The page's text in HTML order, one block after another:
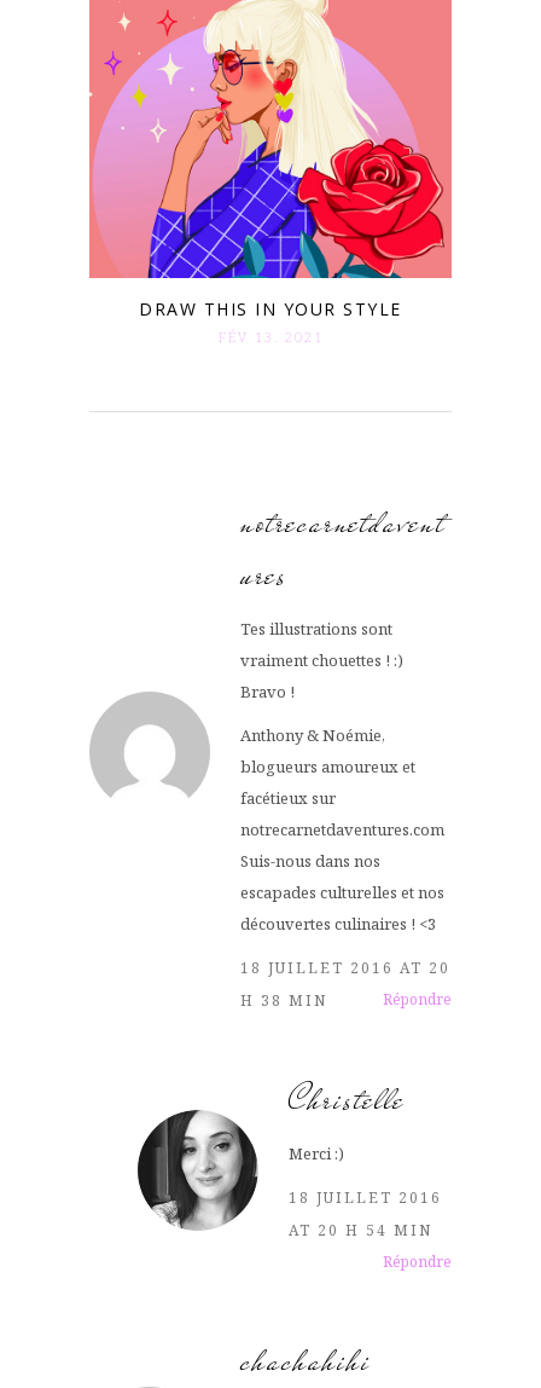
DRAW THIS IN YOUR STYLE
FÉV 13. 2021
notrecarnetdavent
ures
Tes illustrations sont
vraiment chouettes ! :)
Bravo !
Anthony & Noémie,
blogueurs amoureux et
facétieux sur
notrecarnetdaventures.com
Suis-nous dans nos
escapades culturelles et nos
découvertes culinaires ! <3
18 JUILLET 2016 AT 20
H 38 MIN
Répondre
Christelle
Merci :)
18 JUILLET 2016
AT 20 H 54 MIN
Répondre
chachahihi